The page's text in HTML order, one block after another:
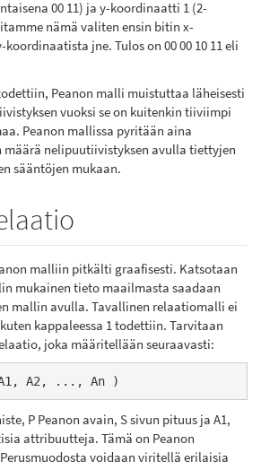
00 11) ja y-koordinaatti 1 (2-
nämä valiten ensin bitin x-
jne. Tulos on 00 00 10 11 eli
Peanon malli muistuttaa läheisesti
vuoksi se on kuitenkin tiiviimpi
Peanon mallissa pyritään aina
nelipuutiivistyksen avulla tiettyjen
sääntöjen mukaan.
malliin pitkälti graafisesti. Katsotaan
mukainen tieto maailmasta saadaan
mallin avulla. Tavallinen relaatiomalli ei
kappaleessa 1 todettiin. Tarvitaan
joka määritellään seuraavasti:
A2, ..., An )
P Peanon avain, S sivun pituus ja A1,
attribuutteja. Tämä on Peanon
voidaan viritellä erilaisia